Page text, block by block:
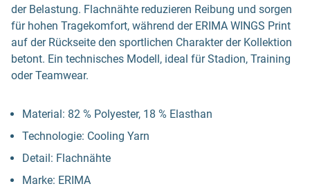
der Belastung. Flachnähte reduzieren Reibung und sorgen
für hohen Tragekomfort, während der ERIMA WINGS Print
auf der Rückseite den sportlichen Charakter der Kollektion
betont. Ein technisches Modell, ideal für Stadion, Training
oder Teamwear.
Material: 82 % Polyester, 18 % Elasthan
Technologie: Cooling Yarn
Detail: Flachnähte
Marke: ERIMA